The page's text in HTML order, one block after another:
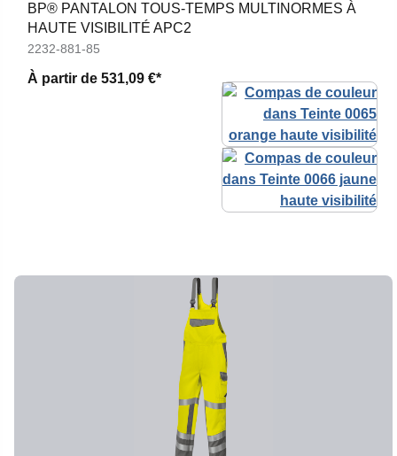
BP® PANTALON TOUS-TEMPS MULTINORMES À
HAUTE VISIBILITÉ APC2
2232-881-85
À partir de 531,09 €*